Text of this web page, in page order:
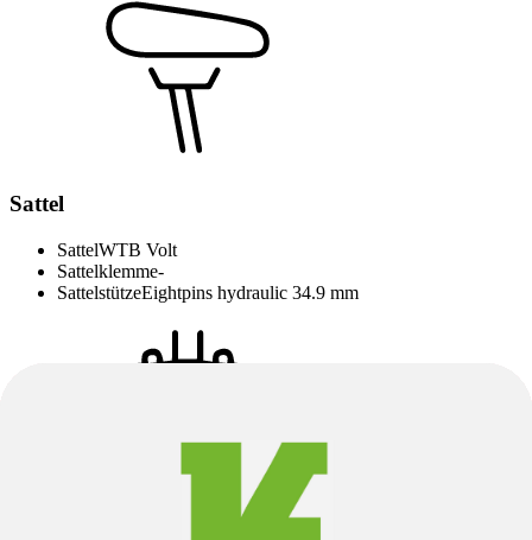
Sattel
SattelWTB Volt
Sattelklemme-
SattelstützeEightpins hydraulic 34.9 mm